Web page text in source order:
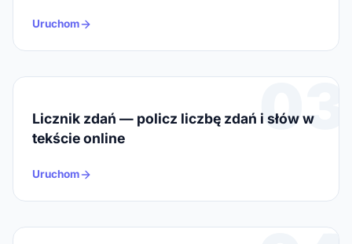
Uruchom
03
Licznik zdań — policz liczbę zdań i słów w
tekście online
Uruchom